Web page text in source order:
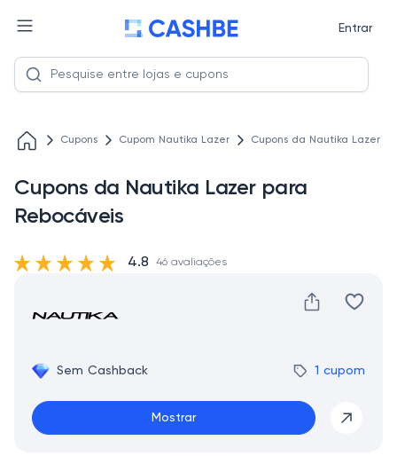
Entrar
Cupons Cupom Nautika Lazer Cupons da Nautika Lazer
Cupons da Nautika Lazer para
Rebocáveis
Sem Cashback 1 cupom
Mostrar
4.8 46 avaliações